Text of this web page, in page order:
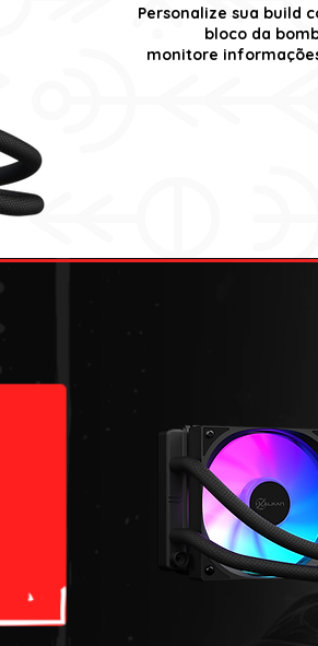
Personalize sua build
bloco da
monitore